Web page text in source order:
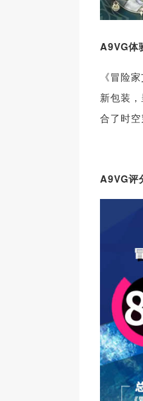
A9VG体
《冒险
新包装
合了时
A9VG评